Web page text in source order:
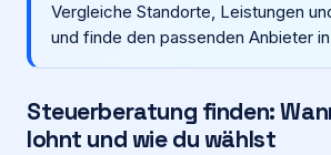
Preise
Vergleiche Standorte, Leistungen
und finde den passenden Anbieter
Steuerberatung finden:
lohnt und wie du wählst